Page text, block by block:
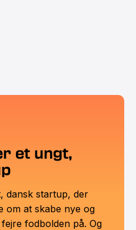
et ungt,
dansk startup, der
om at skabe nye og
fodbolden på. Og